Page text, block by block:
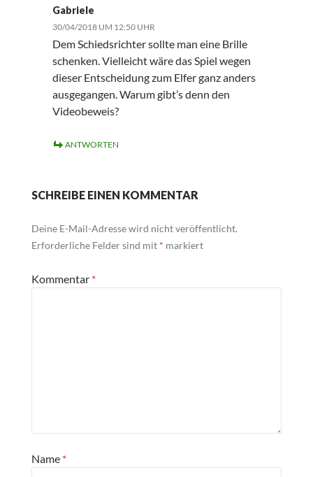
Gabriele
30/04/2018 UM 12:50 UHR
Dem Schiedsrichter sollte man eine Brille
schenken. Vielleicht wäre das Spiel wegen
dieser Entscheidung zum Elfer ganz anders
ausgegangen. Warum gibt’s denn den
Videobeweis?
ANTWORTEN
SCHREIBE EINEN KOMMENTAR
Deine E-Mail-Adresse wird nicht veröffentlicht.
Erforderliche Felder sind mit * markiert
Kommentar *
Name *